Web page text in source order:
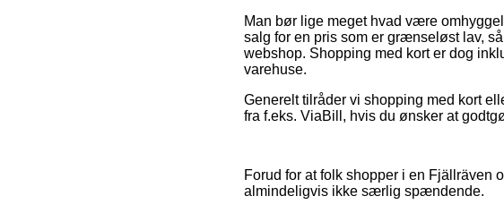
Man bør lige meget hvad være
salg for en pris som er grænseløst lav,
webshop. Shopping med kort er dog
varehuse.
Generelt tilråder vi shopping med kort
fra f.eks. ViaBill, hvis du ønsker at
Forud for at folk shopper i en Fjällräven
almindeligvis ikke særlig spændende.